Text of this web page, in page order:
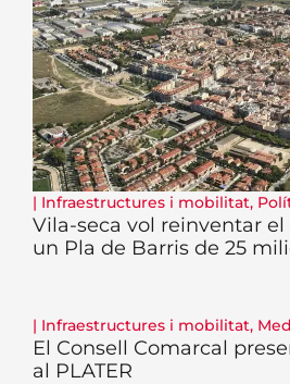
| Infraestructures i mobilitat,
Vila-seca vol reinventar
un Pla de Barris de 25
| Infraestructures i mobilitat,
El Consell Comarcal
al PLATER